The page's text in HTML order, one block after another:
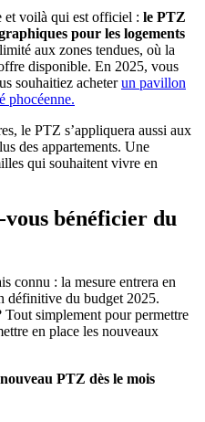
et voilà qui est officiel : le PTZ
pour les logements
aux zones tendues, où la
disponible. En 2025, vous
souhaitiez acheterun pavillon
phocéenne.
le PTZ s’appliquera aussi aux
des appartements. Une
qui souhaitent vivre en
bénéficier du
connu : la mesure entrera en
définitive du budget 2025.
simplement pour permettre
en place les nouveaux
PTZ dès le mois